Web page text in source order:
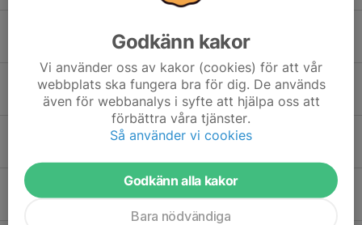
15 feb, 16:56 0
Trönöskidan & LF-cup på IP 2026
10 feb, 20:36 0
Skiathlon i Kilafors
Lyckliga dagar tillsammans på IP
Godkänn kakor
Vi använder oss av kakor (cookies) för att vår
webbplats ska fungera bra för dig. De används
även för webbanalys i syfte att hjälpa oss att
förbättra våra tjänster.
Så använder vi cookies
Godkänn alla kakor
Bara nödvändiga